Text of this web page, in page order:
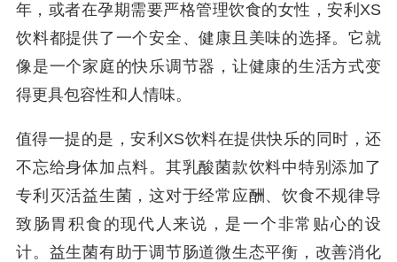
年，或者在孕期需要严格管理饮食的女性，安利XS
饮料都提供了一个安全、健康且美味的选择。它就
像是一个家庭的快乐调节器，让健康的生活方式变
得更具包容性和人情味。
值得一提的是，安利XS饮料在提供快乐的同时，还
不忘给身体加点料。其乳酸菌款饮料中特别添加了
专利灭活益生菌，这对于经常应酬、饮食不规律导
致肠胃积食的现代人来说，是一个非常贴心的设
计。益生菌有助于调节肠道微生态平衡，改善消化